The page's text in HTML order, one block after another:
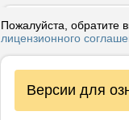
Содержимое
Пожалуйста, обратите
лицензионного
Версии для